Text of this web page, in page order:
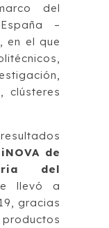
del
–
en el que
clústeres
de
del
llevó a
gracias